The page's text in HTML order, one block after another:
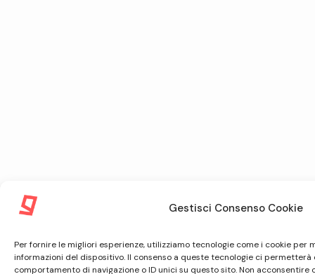
Gestisci Consenso Cookie
Per fornire le migliori esperienze, utilizziamo tecnologie come i cookie per
informazioni del dispositivo. Il consenso a queste tecnologie ci
comportamento di navigazione o ID unici su questo sito. Non